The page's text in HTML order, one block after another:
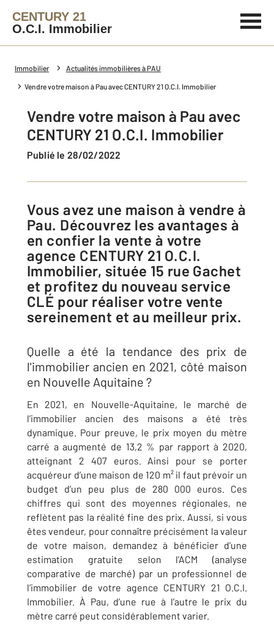
CENTURY 21
O.C.I. Immobilier
Immobilier Actualités immobilières à PAU
Vendre votre maison à Pau avec CENTURY 21 O.C.I. Immobilier
Vendre votre maison à Pau avec
CENTURY 21 O.C.I. Immobilier
Publié le 28/02/2022
Vous avez une maison à vendre à
Pau. Découvrez les avantages à
en confier la vente à votre
agence CENTURY 21 O.C.I.
Immobilier, située 15 rue Gachet
et profitez du nouveau service
CLÉ pour réaliser votre vente
sereinement et au meilleur prix.
Quelle a été la tendance des prix de
l'immobilier ancien en 2021, côté maison
en Nouvelle Aquitaine ?
En 2021, en Nouvelle-Aquitaine, le marché de
l’immobilier ancien des maisons a été très
dynamique. Pour preuve, le prix moyen du mètre
carré a augmenté de 13,2 % par rapport à 2020,
atteignant 2 407 euros. Ainsi pour se porter
acquéreur d’une maison de 120 m² il faut prévoir un
budget d’un peu plus de 280 000 euros. Ces
chiffres qui sont des moyennes régionales, ne
reflètent pas la réalité fine des prix. Aussi, si vous
êtes vendeur, pour connaître précisément la valeur
de votre maison, demandez à bénéficier d’une
estimation gratuite selon l’ACM (analyse
comparative de marché) par un professionnel de
l’immobilier de votre agence CENTURY 21 O.C.I.
Immobilier. À Pau, d’une rue à l’autre le prix du
mètre carré peut considérablement varier.